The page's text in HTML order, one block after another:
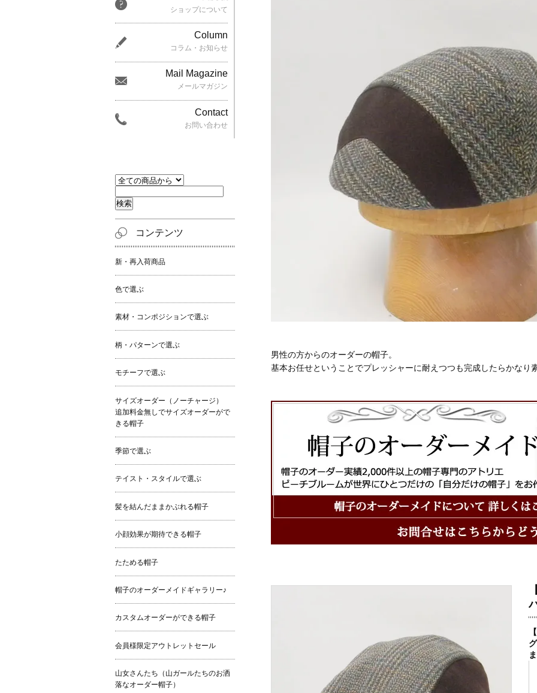
男性の方からのオーダーの帽子。
基本お任せということでプレッシャーに耐えつつも完成したらかなり
ショップについて
Column
コラム・お知らせ
Mail Magazine
メールマガジン
Contact
お問い合わせ
コンテンツ
新・再入荷商品
色で選ぶ
素材・コンポジションで選ぶ
柄・パターンで選ぶ
モチーフで選ぶ
サイズオーダー（ノーチャージ）
追加料金無しでサイズオーダーがで
きる帽子
季節で選ぶ
テイスト・スタイルで選ぶ
髪を結んだままかぶれる帽子
小顔効果が期待できる帽子
たためる帽子
帽子のオーダーメイドギャラリー♪
カスタムオーダーができる帽子
会員様限定アウトレットセール
山女さんたち（山ガールたちのお洒
落なオーダー帽子）